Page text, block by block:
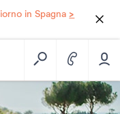
in Spagna >